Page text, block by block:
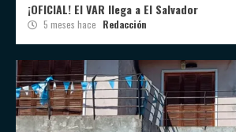
¡OFICIAL! El VAR llega a El Salvador
5 meses hace Redacción